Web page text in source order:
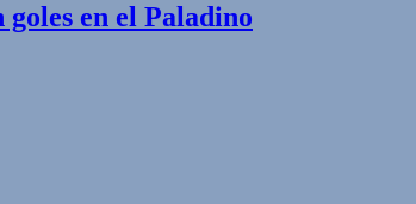
en el Paladino